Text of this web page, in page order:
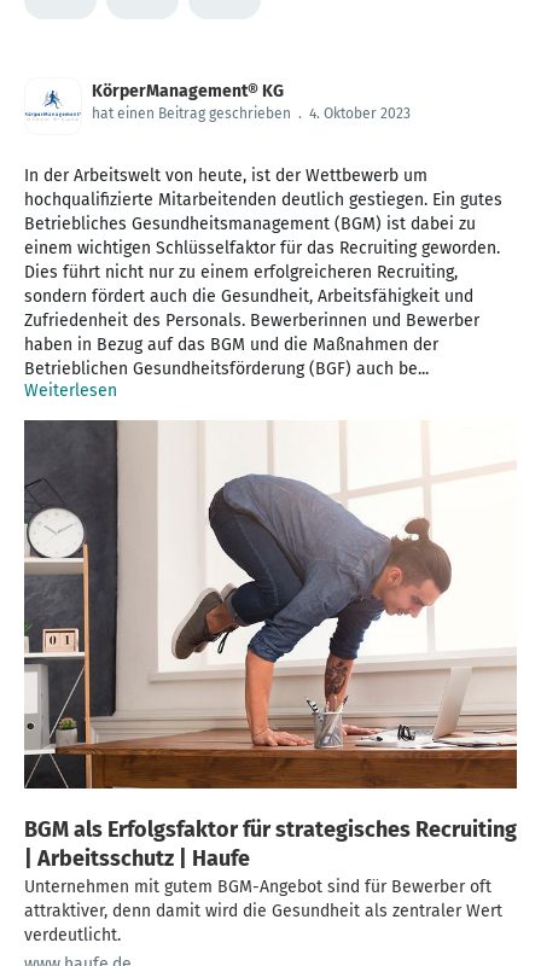
KörperManagement® KG
hat einen Beitrag geschrieben . 4. Oktober 2023
In der Arbeitswelt von heute, ist der Wettbewerb um
hochqualifizierte Mitarbeitenden deutlich gestiegen. Ein gutes
Betriebliches Gesundheitsmanagement (BGM) ist dabei zu
einem wichtigen Schlüsselfaktor für das Recruiting geworden.
Dies führt nicht nur zu einem erfolgreicheren Recruiting,
sondern fördert auch die Gesundheit, Arbeitsfähigkeit und
Zufriedenheit des Personals. Bewerberinnen und Bewerber
haben in Bezug auf das BGM und die Maßnahmen der
Betrieblichen Gesundheitsförderung (BGF) auch be...
Weiterlesen
BGM als Erfolgsfaktor für strategisches Recruiting
| Arbeitsschutz | Haufe
Unternehmen mit gutem BGM-Angebot sind für Bewerber oft
attraktiver, denn damit wird die Gesundheit als zentraler Wert
verdeutlicht.